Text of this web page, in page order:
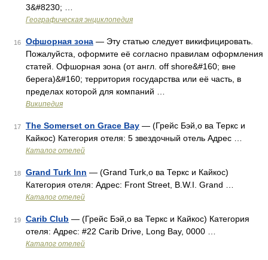
3&#8230; …
Географическая энциклопедия
16 Офшорная зона — Эту статью следует викифицировать.
Пожалуйста, оформите её согласно правилам оформления
статей. Офшорная зона (от англ. off shore&#160; вне
берега)&#160; территория государства или её часть, в
пределах которой для компаний …
Википедия
17 The Somerset on Grace Bay — (Грейс Бэй,о ва Теркс и
Кайкос) Категория отеля: 5 звездочный отель Адрес …
Каталог отелей
18 Grand Turk Inn — (Grand Turk,о ва Теркс и Кайкос)
Категория отеля: Адрес: Front Street, B.W.I. Grand …
Каталог отелей
19 Carib Club — (Грейс Бэй,о ва Теркс и Кайкос) Категория
отеля: Адрес: #22 Carib Drive, Long Bay, 0000 …
Каталог отелей